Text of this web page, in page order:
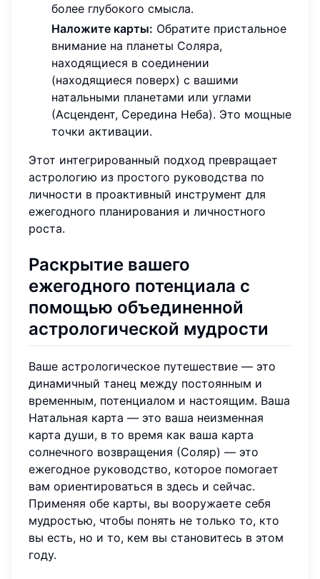
более глубокого смысла.
Наложите карты: Обратите пристальное
внимание на планеты Соляра,
находящиеся в соединении
(находящиеся поверх) с вашими
натальными планетами или углами
(Асцендент, Середина Неба). Это мощные
точки активации.
Этот интегрированный подход превращает
астрологию из простого руководства по
личности в проактивный инструмент для
ежегодного планирования и личностного
роста.
Раскрытие вашего
ежегодного потенциала с
помощью объединенной
астрологической мудрости
Ваше астрологическое путешествие — это
динамичный танец между постоянным и
временным, потенциалом и настоящим. Ваша
Натальная карта — это ваша неизменная
карта души, в то время как ваша карта
солнечного возвращения (Соляр) — это
ежегодное руководство, которое помогает
вам ориентироваться в здесь и сейчас.
Применяя обе карты, вы вооружаете себя
мудростью, чтобы понять не только то, кто
вы есть, но и то, кем вы становитесь в этом
году.